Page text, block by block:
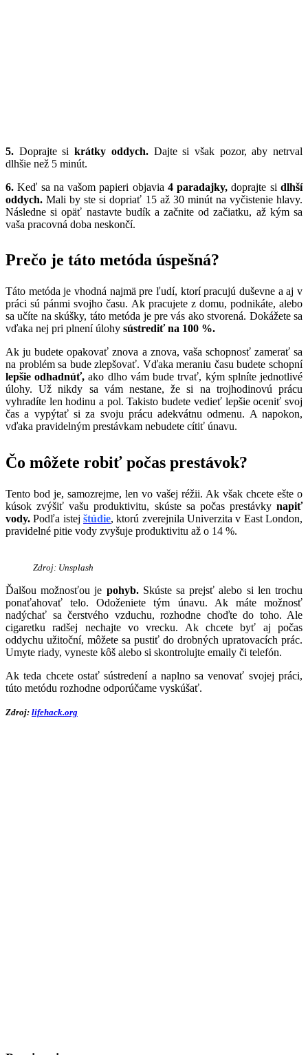
5. Doprajte sikrátky oddych.Dajte si však pozor, aby netrval
dlhšie než 5 minút.
6. Keď sa na vašom papieri objavia 4 paradajky, doprajte sidlhší
oddych. Mali by ste si dopriať 15 až 30 minút na vyčistenie hlavy.
Následne si opäť nastavte budík a začnite od začiatku, až kým sa
vaša pracovná doba neskončí.
Prečo je táto metóda úspešná?
Táto metóda je vhodná najmä pre ľudí, ktorí pracujú duševne a aj v
práci sú pánmi svojho času. Ak pracujete z domu, podnikáte, alebo
sa učíte na skúšky, táto metóda je pre vás ako stvorená. Dokážete sa
vďaka nej pri plnení úlohy sústrediť na 100 %.
Ak ju budete opakovať znova a znova, vaša schopnosť zamerať sa
na problém sa bude zlepšovať. Vďaka meraniu času budete schopní
lepšie odhadnúť, ako dlho vám bude trvať, kým splníte jednotlivé
úlohy. Už nikdy sa vám nestane, že si na trojhodinovú prácu
vyhradíte len hodinu a pol. Takisto budete vedieť lepšie oceniť svoj
čas a vypýtať si za svoju prácu adekvátnu odmenu. A napokon,
vďaka pravidelným prestávkam nebudete cítiť únavu.
Čo môžete robiť počas prestávok?
Tento bod je, samozrejme, len vo vašej réžii. Ak však chcete ešte o
kúsok zvýšiť vašu produktivitu, skúste sa počas prestávky napiť
vody. Podľa istej štúdie, ktorú zverejnila Univerzita v East London,
pravidelné pitie vody zvyšuje produktivitu až o 14 %.
Zdroj: Unsplash
Ďalšou možnosťou je pohyb.Skúste sa prejsť alebo si len trochu
ponaťahovať telo. Odoženiete tým únavu. Ak máte možnosť
nadýchať sa čerstvého vzduchu, rozhodne choďte do toho. Ale
cigaretku radšej nechajte vo vrecku. Ak chcete byť aj počas
oddychu užitoční, môžete sa pustiť do drobných upratovacích prác.
Umyte riady, vyneste kôš alebo si skontrolujte emaily či telefón.
Ak teda chcete ostať sústredení a naplno sa venovať svojej práci,
túto metódu rozhodne odporúčame vyskúšať.
Zdroj: lifehack.org